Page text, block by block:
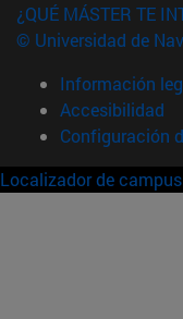
¿QUÉ MÁSTER TE
© Universidad de
Información
Accesibilidad
Configuración
Localizador de campus